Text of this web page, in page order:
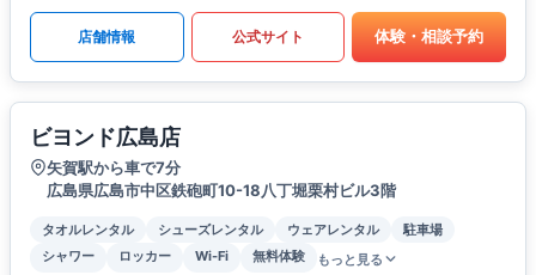
店舗情報 公式サイト 体験・相談予約
ビヨンド広島店
矢賀駅から車で7分
広島県広島市中区鉄砲町10-18八丁堀栗村ビル3階
タオルレンタル シューズレンタル ウェアレンタル
駐車場
シャワー
ロッカー Wi-Fi 無料体験 もっと見る